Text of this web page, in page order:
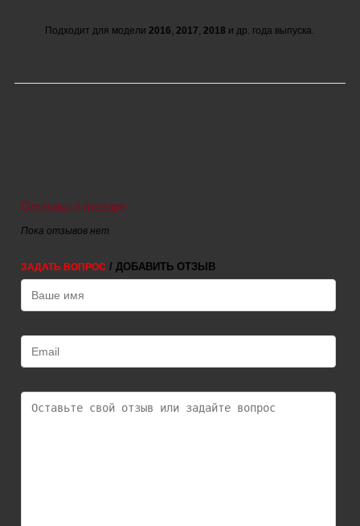
Подходит для модели 2016, 2017, 2018 и др. года выпуска.
Отзывы о товаре
Пока отзывов нет
ЗАДАТЬ ВОПРОС / ДОБАВИТЬ ОТЗЫВ